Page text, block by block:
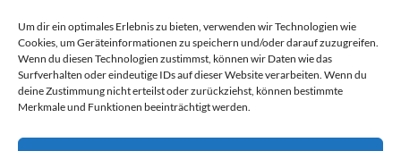
Um dir ein optimales Erlebnis zu bieten, verwenden wir Technologien wie
Cookies, um Geräteinformationen zu speichern und/oder darauf zuzugreifen.
Wenn du diesen Technologien zustimmst, können wir Daten wie das
Surfverhalten oder eindeutige IDs auf dieser Website verarbeiten. Wenn du
deine Zustimmung nicht erteilst oder zurückziehst, können bestimmte
Merkmale und Funktionen beeinträchtigt werden.
OFFIZIELLES
Impressum